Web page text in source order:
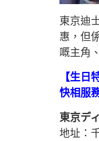
東京迪
惠，但
嘅主角
【生
快相服
東京デ
地址：